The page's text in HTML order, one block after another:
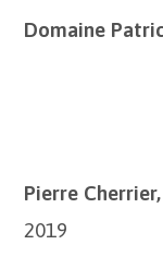
Domaine
Pierre